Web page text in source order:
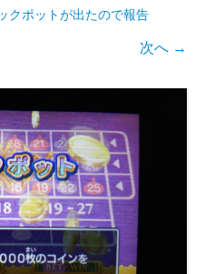
クポットが出たので報告
次へ →